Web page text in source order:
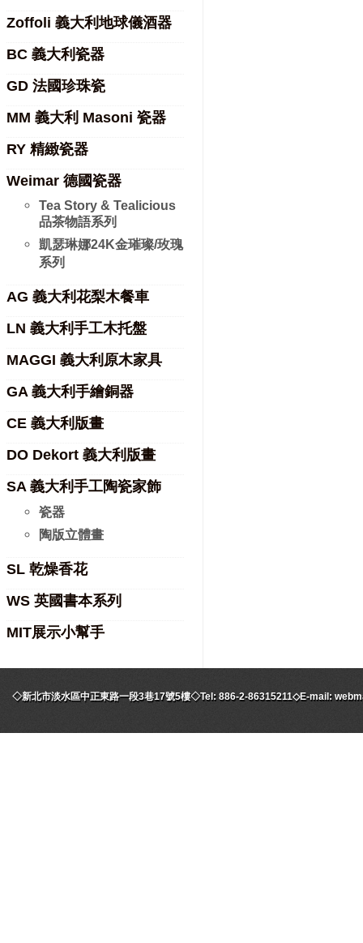
Zoffoli 義大利地球儀酒器
BC 義大利瓷器
GD 法國珍珠瓷
MM 義大利 Masoni 瓷器
RY 精緻瓷器
Weimar 德國瓷器
Tea Story & Tealicious
品茶物語系列
凱瑟琳娜24K金璀璨/玫瑰
系列
AG 義大利花梨木餐車
LN 義大利手工木托盤
MAGGI 義大利原木家具
GA 義大利手繪銅器
CE 義大利版畫
DO Dekort 義大利版畫
SA 義大利手工陶瓷家飾
瓷器
陶版立體畫
SL 乾燥香花
WS 英國書本系列
MIT展示小幫手
◇新北市淡水區中正東路一段3巷17號5樓◇Tel: 886-2-86315211◇E-mail: